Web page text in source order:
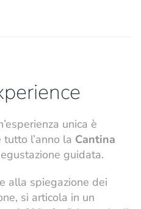
unica è
l’anno la Cantina
guidata.
alla spiegazione dei
si articola in un